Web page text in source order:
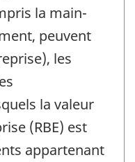
la main-
peuvent
les
la valeur
(RBE) est
appartenant